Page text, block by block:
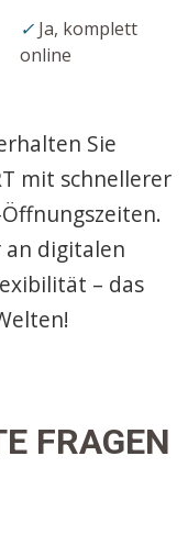
✓ Ja, komplett
online
Sie
mit schnellerer
digitalen
– das
FRAGEN